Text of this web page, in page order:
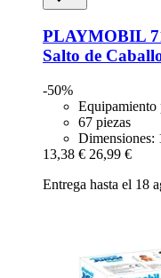
PLAYMOBIL
Salto de
-50%
Equipamiento
67 piezas
Dimensiones:
13,38 € 26,99 €
Entrega hasta el 18